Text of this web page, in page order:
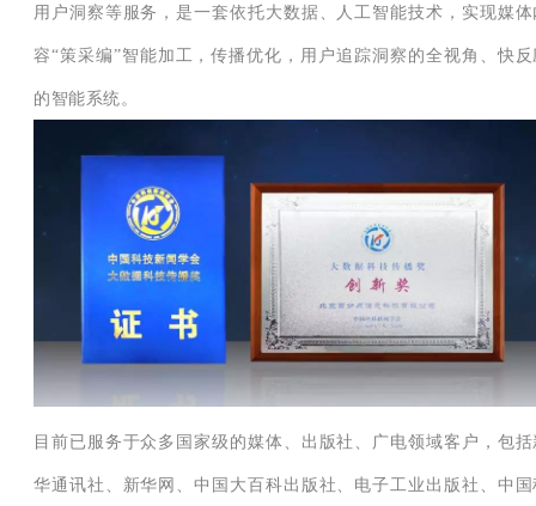
用户洞察等服务，是一套依托大数据、人工智能技术，实现媒体
容“策采编”智能加工，传播优化，用户追踪洞察的全视角、快反
的智能系统。
目前已服务于众多国家级的媒体、出版社、广电领域客户，包括
华通讯社、新华网、中国大百科出版社、电子工业出版社、中国